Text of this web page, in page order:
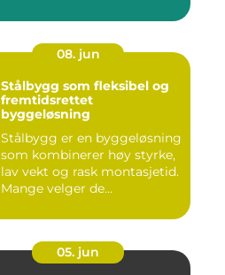
08. jun
Stålbygg som fleksibel og
fremtidsrettet
byggeløsning
Stålbygg er en byggeløsning
som kombinerer høy styrke,
lav vekt og rask montasjetid.
Mange velger de...
05. jun